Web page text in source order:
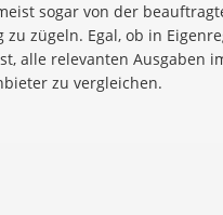
sogar von der
zügeln. Egal, ob in
alle relevanten Ausgaben
zu vergleichen.